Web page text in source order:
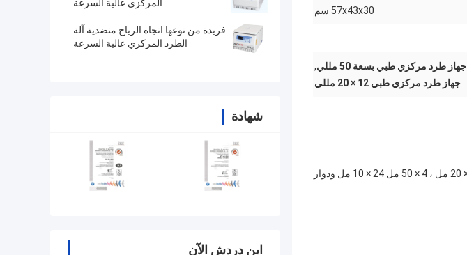
المركزي عالية السرعة
فريدة من نوعها اتجاه الرياح منضدية آلة
الطرد المركزي عالية السرعة
شهادة
ابن دردش الآن
57x43x30 سم
جهاز طرد مركزي طبي بسعة 50 مللي
,
جهاز طرد مركزي طبي 12 × 20 مللي
تم تجهيز جهاز الطرد المركزي منخفض السرعة TDZ4K منضدة بأربعة دوارات بزاوية: 18 × 10 مل ، 12 × 20 مل ، 4 × 50 مل 24 × 10 مل ودوار